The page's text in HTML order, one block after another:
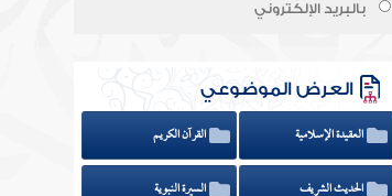
بالبريد الإلكتروني
العرض الموضوعي
العقيدة الإسلامية القرآن الكريم
الحديث الشريف السيرة النبوية